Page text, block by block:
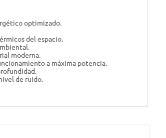
optimizado.
del espacio.
moderna.
a máxima potencia.
de ruido.